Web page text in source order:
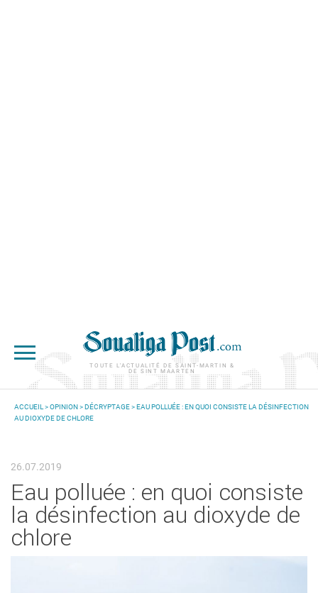
TOUTE L'ACTUALITÉ DE SAINT-MARTIN &
DE SINT MAARTEN
VOUS ÊTES ICI
ACCUEIL >OPINION>DÉCRYPTAGE> EAU POLLUÉE : EN QUOI CONSISTE LA DÉSINFECTION
AU DIOXYDE DE CHLORE
26.07.2019
Eau polluée : en quoi consiste
la désinfection au dioxyde de
chlore